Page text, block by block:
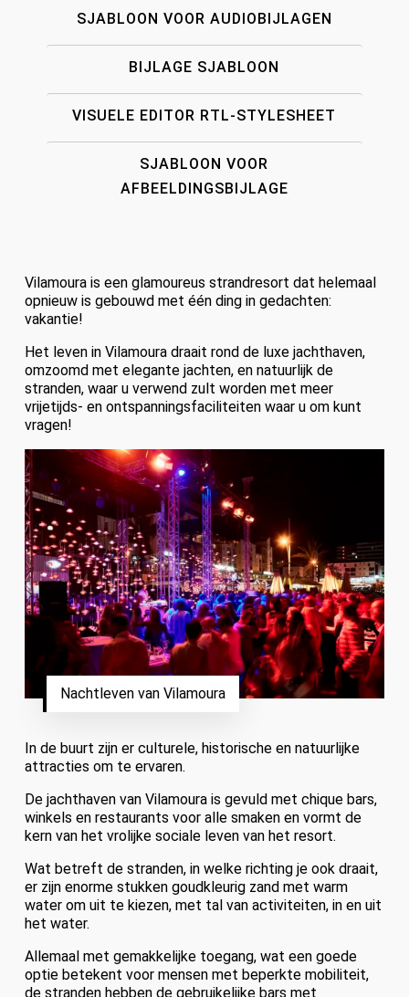
SJABLOON VOOR AUDIOBIJLAGEN
BIJLAGE SJABLOON
VISUELE EDITOR RTL-STYLESHEET
SJABLOON VOOR
AFBEELDINGSBIJLAGE
Vilamoura is een glamoureus strandresort dat helemaal
opnieuw is gebouwd met één ding in gedachten:
vakantie!
Het leven in Vilamoura draait rond de luxe jachthaven,
omzoomd met elegante jachten, en natuurlijk de
stranden, waar u verwend zult worden met meer
vrijetijds- en ontspanningsfaciliteiten waar u om kunt
vragen!
Nachtleven van Vilamoura
In de buurt zijn er culturele, historische en natuurlijke
attracties om te ervaren.
De jachthaven van Vilamoura is gevuld met chique bars,
winkels en restaurants voor alle smaken en vormt de
kern van het vrolijke sociale leven van het resort.
Wat betreft de stranden, in welke richting je ook draait,
er zijn enorme stukken goudkleurig zand met warm
water om uit te kiezen, met tal van activiteiten, in en uit
het water.
Allemaal met gemakkelijke toegang, wat een goede
optie betekent voor mensen met beperkte mobiliteit,
de stranden hebben de gebruikelijke bars met